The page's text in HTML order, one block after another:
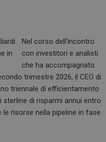
Nel corso dell’incontro
con investitori e analisti
che ha accompagnato
trimestre 2026, il CEO di
triennale di efficientamento
sterline di risparmi annui entro
le risorse nella pipeline in fase